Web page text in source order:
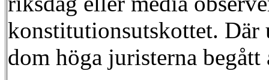
konstitutionsutskottet. Där
dom höga juristerna